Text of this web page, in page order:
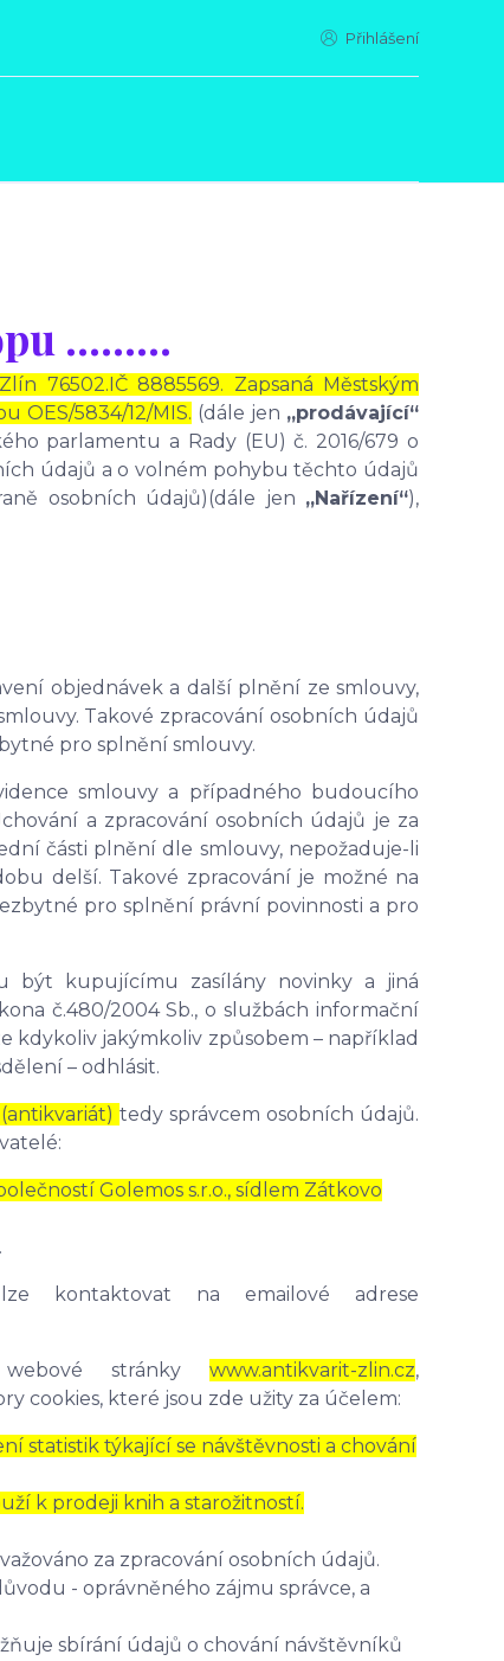
Přihlášení
………
76502.IČ 8885569. Zapsaná Městským
OES/5834/12/MIS. (dále jen „prodávající“
parlamentu a Rady (EU) č. 2016/679 o
údajů a o volném pohybu těchto údajů
osobních údajů)(dále jen „Nařízení“),
objednávek a další plnění ze smlouvy,
Takové zpracování osobních údajů
pro splnění smlouvy.
smlouvy a případného budoucího
a zpracování osobních údajů je za
části plnění dle smlouvy, nepožaduje-li
delší. Takové zpracování je možné na
pro splnění právní povinnosti a pro
být kupujícímu zasílány novinky a jiná
č.480/2004 Sb., o službách informační
jakýmkoliv způsobem – například
– odhlásit.
tedy správcem osobních údajů.
Golemos s.r.o., sídlem Zátkovo
kontaktovat na emailové adrese
webové stránky www.antikvarit-zlin.cz,
cookies, které jsou zde užity za účelem:
statistik týkající se návštěvnosti a chování
k prodeji knih a starožitností.
za zpracování osobních údajů.
- oprávněného zájmu správce, a
sbírání údajů o chování návštěvníků